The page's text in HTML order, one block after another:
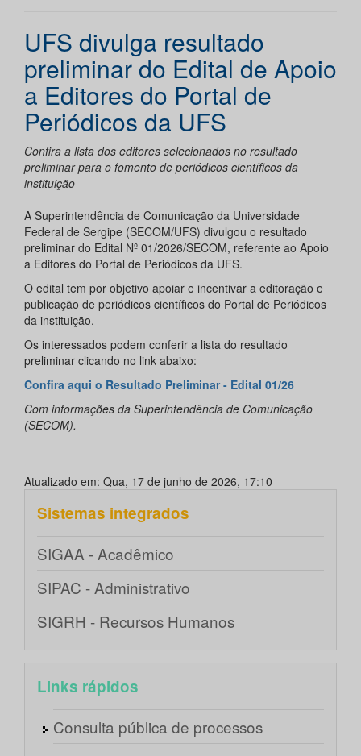
UFS divulga resultado
preliminar do Edital de Apoio
a Editores do Portal de
Periódicos da UFS
Confira a lista dos editores selecionados no resultado
preliminar para o fomento de periódicos científicos da
instituição
A Superintendência de Comunicação da Universidade
Federal de Sergipe (SECOM/UFS) divulgou o resultado
preliminar do Edital Nº 01/2026/SECOM, referente ao Apoio
a Editores do Portal de Periódicos da UFS.
O edital tem por objetivo apoiar e incentivar a editoração e
publicação de periódicos científicos do Portal de Periódicos
da instituição.
Os interessados podem conferir a lista do resultado
preliminar clicando no link abaixo:
Confira aqui o Resultado Preliminar - Edital 01/26
Com informações da Superintendência de Comunicação
(SECOM).
Atualizado em: Qua, 17 de junho de 2026, 17:10
Sistemas integrados
SIGAA - Acadêmico
SIPAC - Administrativo
SIGRH - Recursos Humanos
Links rápidos
Consulta pública de processos